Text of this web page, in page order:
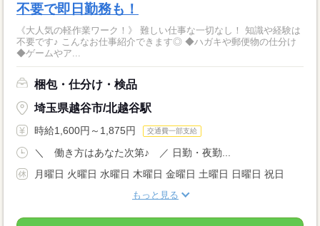
不要で即日勤務も！
《大人気の軽作業ワーク！》 難しい仕事な一切なし！ 知識や経験は
不要です♪ こんなお仕事紹介できます◎ ◆ハガキや郵便物の仕分け
◆ゲームやア...
梱包・仕分け・検品
埼玉県越谷市/北越谷駅
時給1,600円～1,875円 交通費一部支給
＼ 働き方はあなた次第♪ ／ 日勤・夜勤...
月曜日 火曜日 水曜日 木曜日 金曜日 土曜日 日曜日 祝日
もっと見る